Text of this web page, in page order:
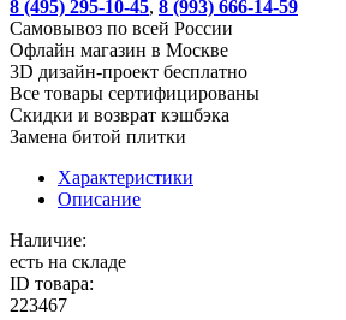
8 (495) 295-10-45, 8 (993) 666-14-59
Cамовывоз по всей России
Офлайн магазин в Москве
3D дизайн-проект бесплатно
Все товары сертифицированы
Скидки и возврат кэшбэка
Замена битой плитки
Характеристики
Описание
Наличие:
есть на складе
ID товара:
223467